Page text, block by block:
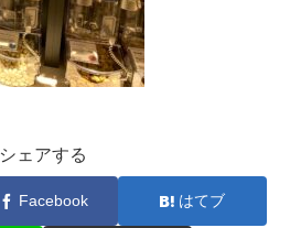
シェアする
Facebook はてブ